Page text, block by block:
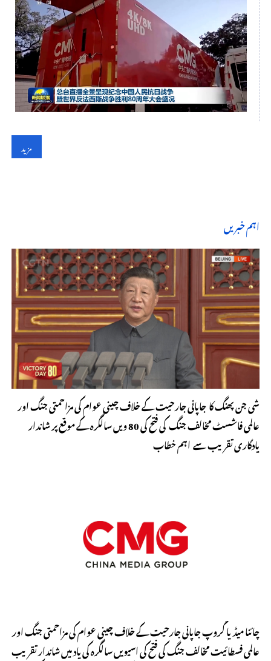
مزید
اہم خبریں
شی جن پھنگ کا جاپانی جارحیت کے خلاف چینی عوام کی مزاحمتی جنگ اور
عالمی فاشسٹ مخالف جنگ کی فتح کی 80 ویں سالگرہ کے موقع پر شاندار
یادگاری تقریب سے اہم خطاب
چائنا میڈیا گروپ جاپانی جارحیت کے خلاف چینی عوام کی مزاحمتی جنگ اور
عالمی فسطائیت مخالف جنگ کی فتح کی اسیویں سالگرہ کی یاد میں شاندار تقریب